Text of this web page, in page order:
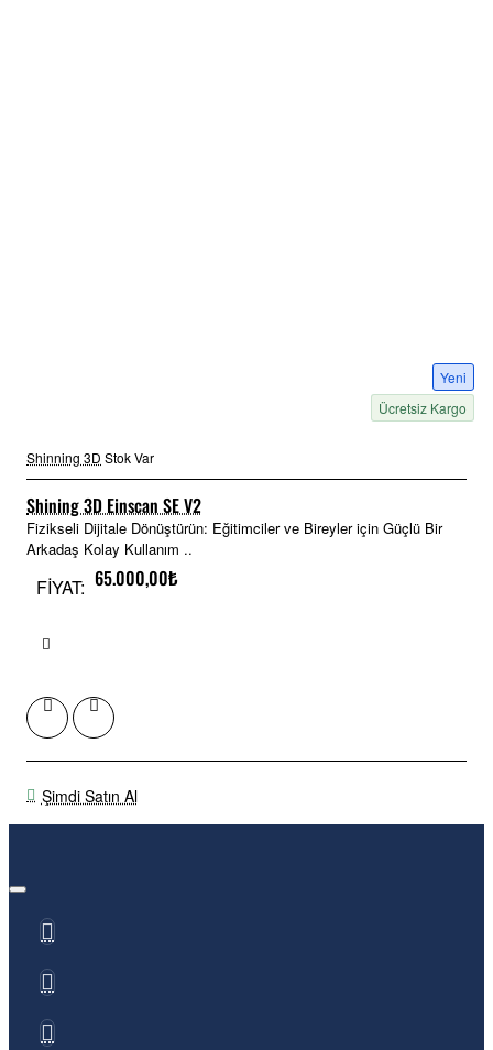
Yeni
Ücretsiz Kargo
Shinning 3D Stok Var
Shining 3D Einscan SE V2
Fizikseli Dijitale Dönüştürün: Eğitimciler ve Bireyler için Güçlü Bir
Arkadaş Kolay Kullanım ..
FİYAT: 65.000,00₺
Şimdi Satın Al